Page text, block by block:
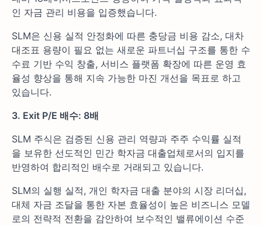
인 자금 관리 비용을 입증했습니다.
SLM은 신용 실적 안정화에 따른 충당금 비용 감소, 대차
대조표 용량이 필요 없는 새로운 파트너십 구조를 통한 수
수료 기반 수익 창출, 서비스 플랫폼 확장에 따른 운영 효
율성 향상을 통해 지속 가능한 마진 개선을 목표로 하고
있습니다.
3. Exit P/E 배수: 8배
SLM 주식은 검증된 신용 관리 역량과 주주 수익률 실적
을 보유한 선도적인 민간 학자금 대출업체로서의 입지를
반영하여 합리적인 배수로 거래되고 있습니다.
SLM의 실행 실적, 개인 학자금 대출 분야의 시장 리더십,
대체 자금 조달을 통한 자본 효율성이 높은 비즈니스 모델
로의 전략적 전환을 감안하여 보수적인 밸류에이션 수준